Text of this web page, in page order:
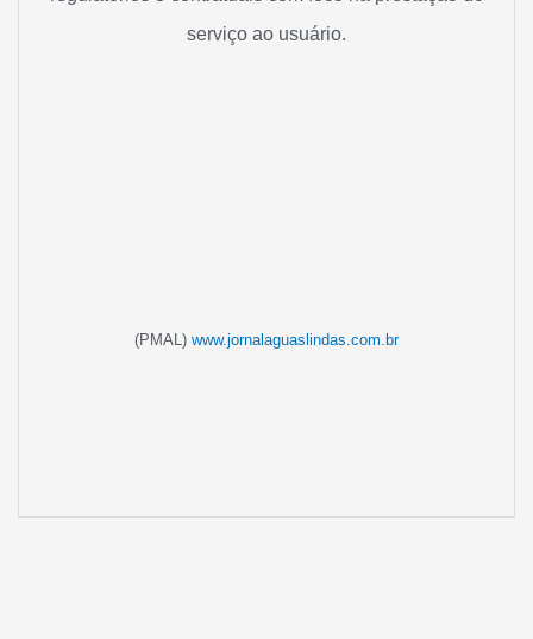
serviço ao usuário.
(PMAL) www.jornalaguaslindas.com.br